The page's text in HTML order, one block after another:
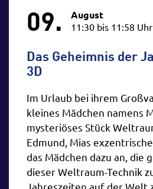
09. August
11:30 bis 11:58 Uhr
Das Geheimnis der
3D
Im Urlaub bei ihrem
kleines Mädchen namens
mysteriöses Stück
Edmund, Mias
das Mädchen dazu an, die
dieser Weltraum-Technik
Jahreszeiten auf der Welt